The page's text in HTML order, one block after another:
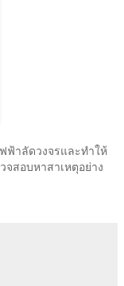
ฟ้าลัดวงจรและทำให้
จสอบหาสาเหตุอย่าง